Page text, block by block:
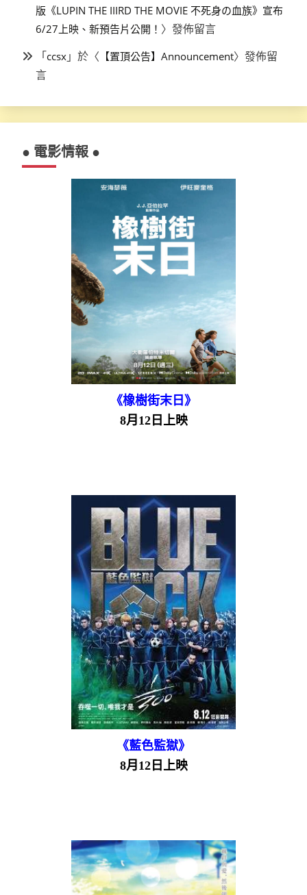
版《LUPIN THE IIIRD THE MOVIE 不死身の血族》宣布
6/27上映、新預告片公開！ 〉發佈留言
「ccsx 」於〈 【置頂公告】Announcement〉發佈留
言
● 電影情報 ●
《橡樹街末日》
8月12日上映
《藍色監獄》
8月12日上映